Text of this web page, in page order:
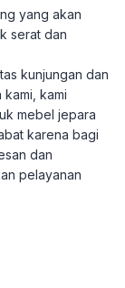
yang akan
serat dan
kunjungan dan
kami
mebel jepara
karena bagi
dan
pelayanan